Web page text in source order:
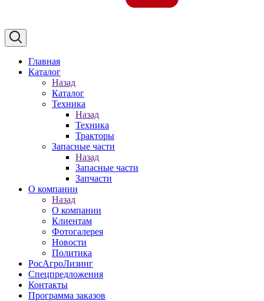
Главная
Каталог
Назад
Каталог
Техника
Назад
Техника
Тракторы
Запасные части
Назад
Запасные части
Запчасти
О компании
Назад
О компании
Клиентам
Фотогалерея
Новости
Политика
РосАгроЛизинг
Спецпредложения
Контакты
Программа заказов